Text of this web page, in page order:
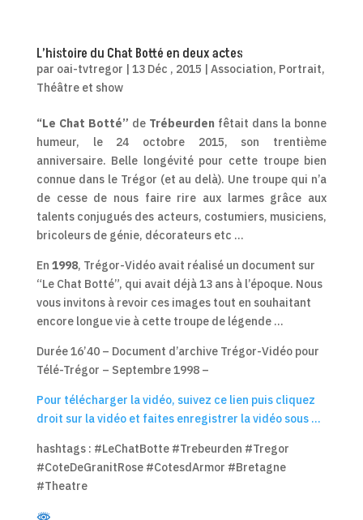
L’histoire du Chat Botté en deux actes
par oai-tvtregor | 13 Déc , 2015 | Association, Portrait,
Théâtre et show
“Le Chat Botté” de Trébeurden fêtait dans la bonne
humeur, le 24 octobre 2015, son trentième
anniversaire. Belle longévité pour cette troupe bien
connue dans le Trégor (et au delà). Une troupe qui n’a
de cesse de nous faire rire aux larmes grâce aux
talents conjugués des acteurs, costumiers, musiciens,
bricoleurs de génie, décorateurs etc …
En 1998, Trégor-Vidéo avait réalisé un document sur
“Le Chat Botté”, qui avait déjà 13 ans à l’époque. Nous
vous invitons à revoir ces images tout en souhaitant
encore longue vie à cette troupe de légende …
Durée 16’40 – Document d’archive Trégor-Vidéo pour
Télé-Trégor – Septembre 1998 –
Pour télécharger la vidéo, suivez ce lien puis cliquez
droit sur la vidéo et faites enregistrer la vidéo sous …
hashtags : #LeChatBotte #Trebeurden #Tregor
#CoteDeGranitRose #CotesdArmor #Bretagne
#Theatre